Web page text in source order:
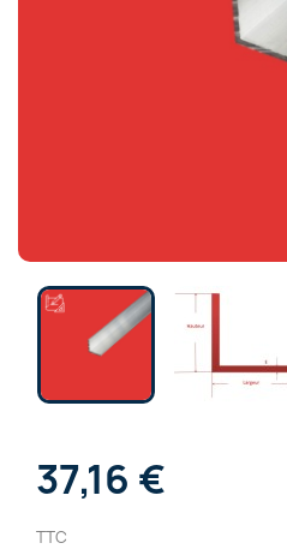
37,16 €
TTC